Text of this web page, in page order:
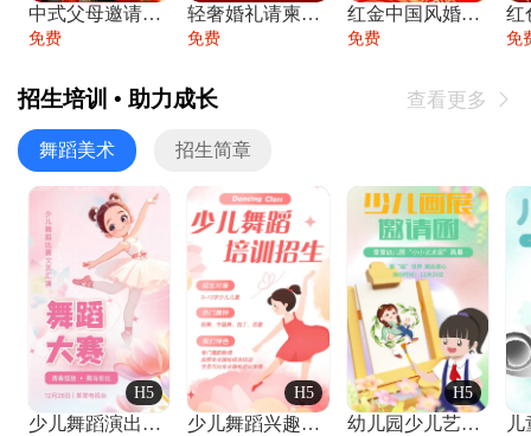
中式父母邀请函婚礼结婚请柬请贴父母邀请方
免费
轻奢婚礼请柬婚礼邀请函结婚照请帖
免费
红金中国风婚礼请柬出阁喜宴嫁女请帖出阁宴
免费 免
招生培训 • 助力成长 查看更多 
舞蹈美术 招生简章
H5
少儿舞蹈演出舞蹈比赛跳舞大赛文艺汇演活动
H5
少儿舞蹈兴趣班艺术培训学校招生宣传
H5
幼儿园少儿艺术展览绘画展摄影作品展美术展